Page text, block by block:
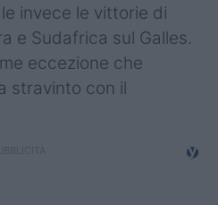
invece le vittorie di
e Sudafrica sul Galles.
eccezione che
stravinto con il